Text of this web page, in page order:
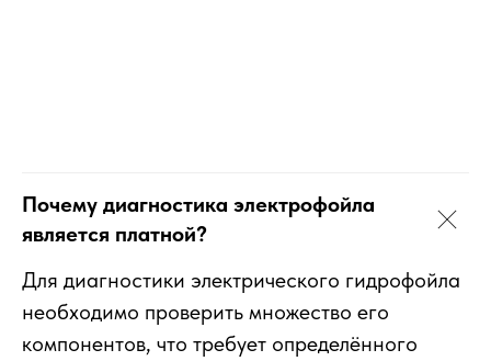
Почему диагностика электрофойла
является платной?
Для диагностики электрического гидрофойла
необходимо проверить множество его
компонентов, что требует определённого